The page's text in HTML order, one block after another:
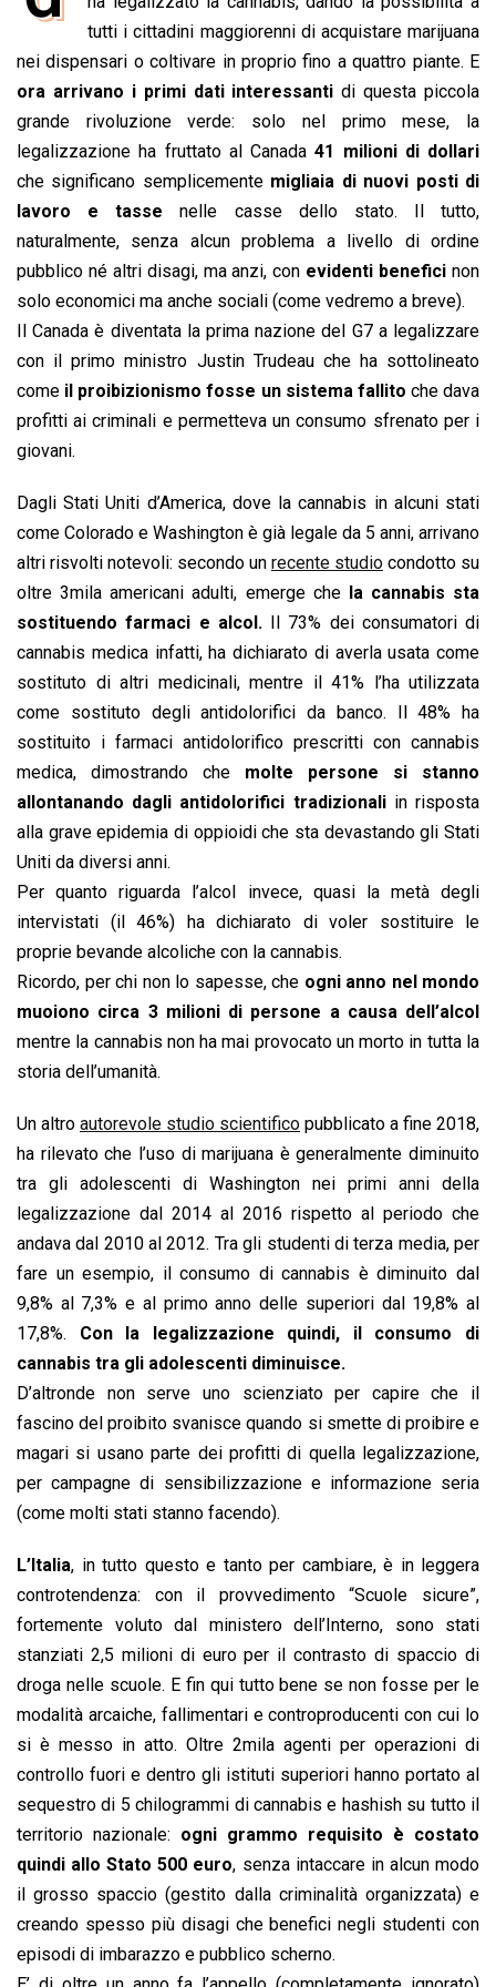
o
o
k
s
A
p
p
e
d
I
n
a
d
s
l
L
i
n
k
t
tutti i cittadini maggiorenni di acquistare marijuana
nei dispensari o coltivare in proprio fino a quattro piante. E
ora arrivano i primi dati interessanti di questa piccola
grande rivoluzione verde: solo nel primo mese, la
legalizzazione ha fruttato al Canada41 milioni di dollari
che significano semplicementemigliaia di nuovi posti di
lavoro e tasse nelle casse dello stato. Il tutto,
naturalmente, senza alcun problema a livello di ordine
pubblico né altri disagi, ma anzi, con evidenti benefici non
solo economici ma anche sociali (come vedremo a breve).
Il Canada è diventata la prima nazione del G7 a legalizzare
con il primo ministro Justin Trudeau che ha sottolineato
come il proibizionismo fosse un sistema fallito che dava
profitti ai criminali e permetteva un consumo sfrenato per i
giovani.
Dagli Stati Uniti d’America, dove la cannabis in alcuni stati
come Colorado e Washington è già legale da 5 anni, arrivano
altri risvolti notevoli: secondo un recente studio condotto su
oltre 3mila americani adulti, emerge che la cannabis sta
sostituendo farmaci e alcol. Il 73% dei consumatori di
cannabis medica infatti, ha dichiarato di averla usata come
sostituto di altri medicinali, mentre il 41% l’ha utilizzata
come sostituto degli antidolorifici da banco. Il 48% ha
sostituito i farmaci antidolorifico prescritti con cannabis
medica, dimostrando che molte persone si stanno
allontanando dagli antidolorifici tradizionaliin risposta
alla grave epidemia di oppioidi che sta devastando gli Stati
Uniti da diversi anni.
Per quanto riguarda l’alcol invece, quasi la metà degli
intervistati (il 46%) ha dichiarato di voler sostituire le
proprie bevande alcoliche con la cannabis.
Ricordo, per chi non lo sapesse, che ogni anno nel mondo
muoiono circa 3 milioni di persone a causa dell’alcol
mentre la cannabis non ha mai provocato un morto in tutta la
storia dell’umanità.
Un altro autorevole studio scientifico pubblicato a fine 2018,
ha rilevato che l’uso di marijuana è generalmente diminuito
tra gli adolescenti di Washington nei primi anni della
legalizzazione dal 2014 al 2016 rispetto al periodo che
andava dal 2010 al 2012. Tra gli studenti di terza media, per
fare un esempio, il consumo di cannabis è diminuito dal
9,8% al 7,3% e al primo anno delle superiori dal 19,8% al
17,8%. Con la legalizzazione quindi, il consumo di
cannabis tra gli adolescenti diminuisce.
D’altronde non serve uno scienziato per capire che il
fascino del proibito svanisce quando si smette di proibire e
magari si usano parte dei profitti di quella legalizzazione,
per campagne di sensibilizzazione e informazione seria
(come molti stati stanno facendo).
L’Italia, in tutto questo e tanto per cambiare, è in leggera
controtendenza: con il provvedimento “Scuole sicure”,
fortemente voluto dal ministero dell’Interno, sono stati
stanziati 2,5 milioni di euro per il contrasto di spaccio di
droga nelle scuole. E fin qui tutto bene se non fosse per le
modalità arcaiche, fallimentari e controproducenti con cui lo
si è messo in atto. Oltre 2mila agenti per operazioni di
controllo fuori e dentro gli istituti superiori hanno portato al
sequestro di 5 chilogrammi di cannabis e hashish su tutto il
territorio nazionale: ogni grammo requisito è costato
quindi allo Stato 500 euro, senza intaccare in alcun modo
il grosso spaccio (gestito dalla criminalità organizzata) e
creando spesso più disagi che benefici negli studenti con
episodi di imbarazzo e pubblico scherno.